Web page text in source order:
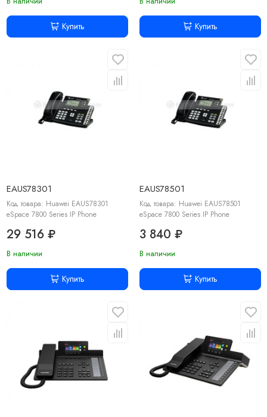
Купить Купить
EAUS78301
Код товара: Huawei EAUS78301
eSpace 7800 Series IP Phone
29 516 ₽
В наличии
Купить
EAUS78501
Код товара: Huawei EAUS78501
eSpace 7800 Series IP Phone
3 840 ₽
В наличии
Купить